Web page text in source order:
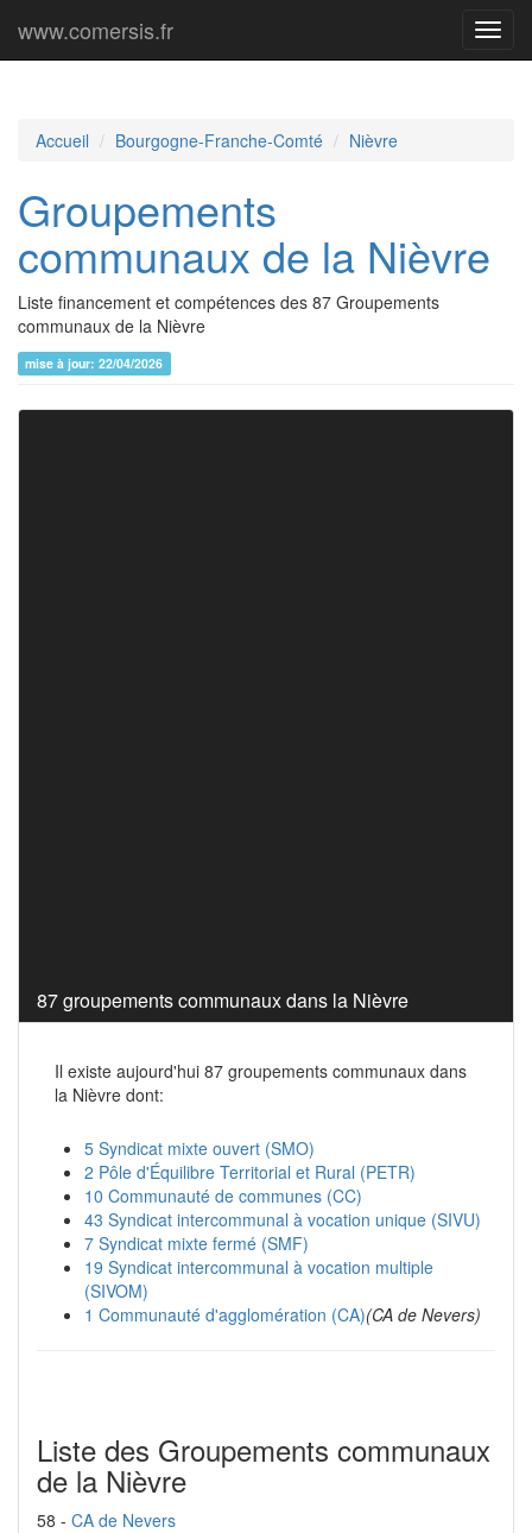
Menu
www.comersis.fr
Accueil Bourgogne-Franche-Comté Nièvre
Groupements
communaux de la Nièvre
Liste financement et compétences des 87 Groupements
communaux de la Nièvre
mise à jour: 22/04/2026
87 groupements communaux dans la Nièvre
Il existe aujourd'hui 87 groupements communaux dans
la Nièvre dont:
5 Syndicat mixte ouvert (SMO)
2 Pôle d'Équilibre Territorial et Rural (PETR)
10 Communauté de communes (CC)
43 Syndicat intercommunal à vocation unique (SIVU)
7 Syndicat mixte fermé (SMF)
19 Syndicat intercommunal à vocation multiple
(SIVOM)
1 Communauté d'agglomération (CA)(CA de Nevers)
Liste des Groupements communaux
de la Nièvre
58 - CA de Nevers